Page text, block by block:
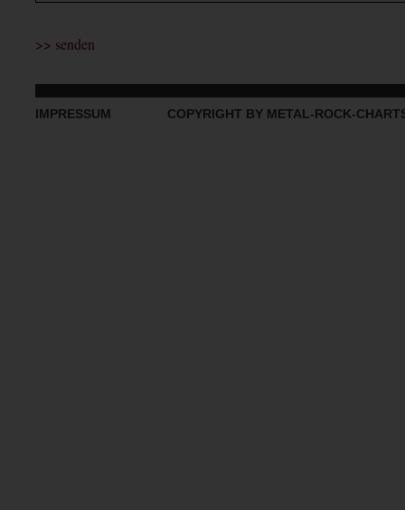
IMPRESSUM COPYRIGHT BY METAL-ROCK-